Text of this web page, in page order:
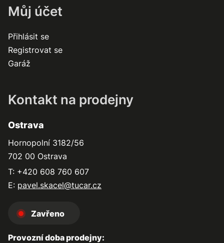
Můj účet
Přihlásit se
Registrovat se
Garáž
Kontakt na prodejny
Ostrava
Hornopolní 3182/56
702 00 Ostrava
T: +420 608 760 607
E: pavel.skacel@tucar.cz
Zavřeno
Provozní doba prodejny: